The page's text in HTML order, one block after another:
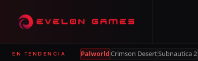
EN TENDENCIA PalworldCrimson DesertSubnautica 2